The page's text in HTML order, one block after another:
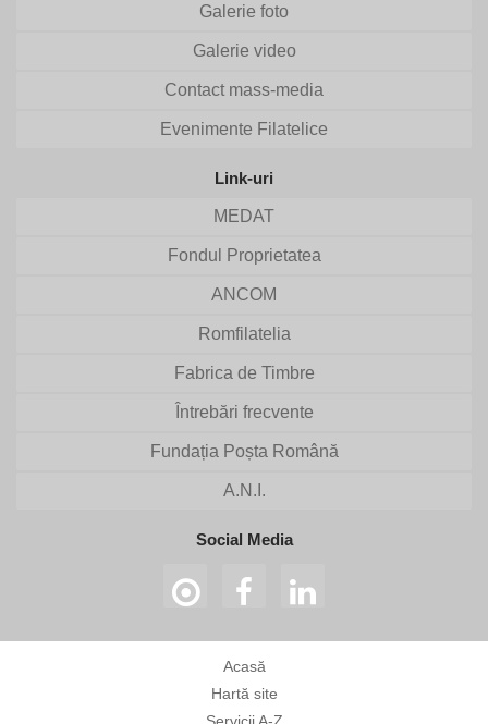
Galerie foto
Galerie video
Contact mass-media
Evenimente Filatelice
Link-uri
MEDAT
Fondul Proprietatea
ANCOM
Romfilatelia
Fabrica de Timbre
Întrebări frecvente
Fundația Poșta Română
A.N.I.
Social Media
Acasă
Hartă site